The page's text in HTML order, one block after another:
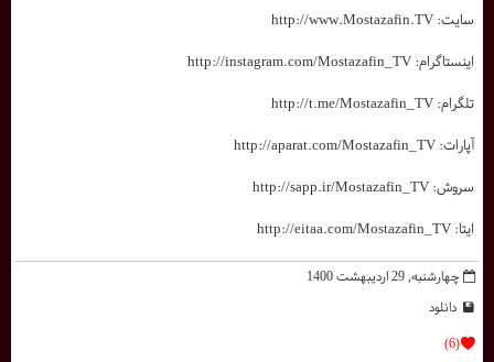
چهارشنبه, 29 ارديبهشت 1400
دانلود
(6)
سایت: http://www.Mostazafin.TV
اینستاگرام: http://instagram.com/Mostazafin_TV
تلگرام: http://t.me/Mostazafin_TV
آپارات: http://aparat.com/Mostazafin_TV
سروش: http://sapp.ir/Mostazafin_TV
ایتا: http://eitaa.com/Mostazafin_TV